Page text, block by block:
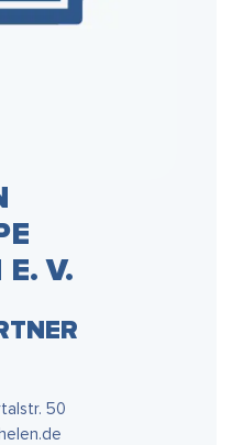
E. V.
50